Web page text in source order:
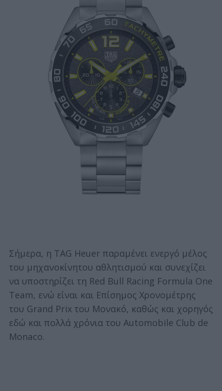
Σήμερα, η TAG Heuer παραμένει ενεργό μέλος
του μηχανοκίνητου αθλητισμού και συνεχίζει
να υποστηρίζει τη Red Bull Racing Formula One
Team, ενώ είναι και Επίσημος Χρονομέτρης
του Grand Prix του Μονακό, καθώς και χορηγός
εδώ και πολλά χρόνια του Automobile Club de
Monaco.